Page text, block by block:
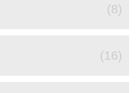
(8)
(16)